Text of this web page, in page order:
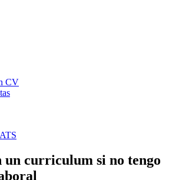
CV
un curriculum si no tengo